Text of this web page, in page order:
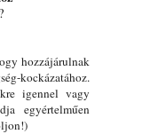
hozzájárulnak
kockázatához.
igennel vagy
egyértelműen